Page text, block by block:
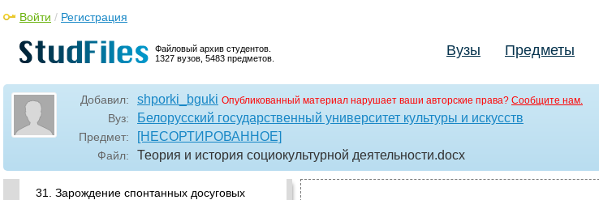
Файловый архив студентов.
1327 вузов, 5483 предметов.
Войти / Регистрация
Вузы Предметы
Добавил: shporki_bguki Опубликованный материал нарушает ваши авторские права? Сообщите нам.
Вуз: Белорусский государственный университет культуры и искусств
Предмет: [НЕСОРТИРОВАННОЕ]
Файл: Теория и история социокультурной деятельности.docx
• 26. Государственные и общественные
27. Семья как субъект скд.
Классификация досуга.
29. Понятие культуры досуга и культурно-
досуговой деятельности.
30. Историческая эволюция культурно-
досуговой деятельности: общая
характеристика.
31. Зарождение спонтанных досуговых